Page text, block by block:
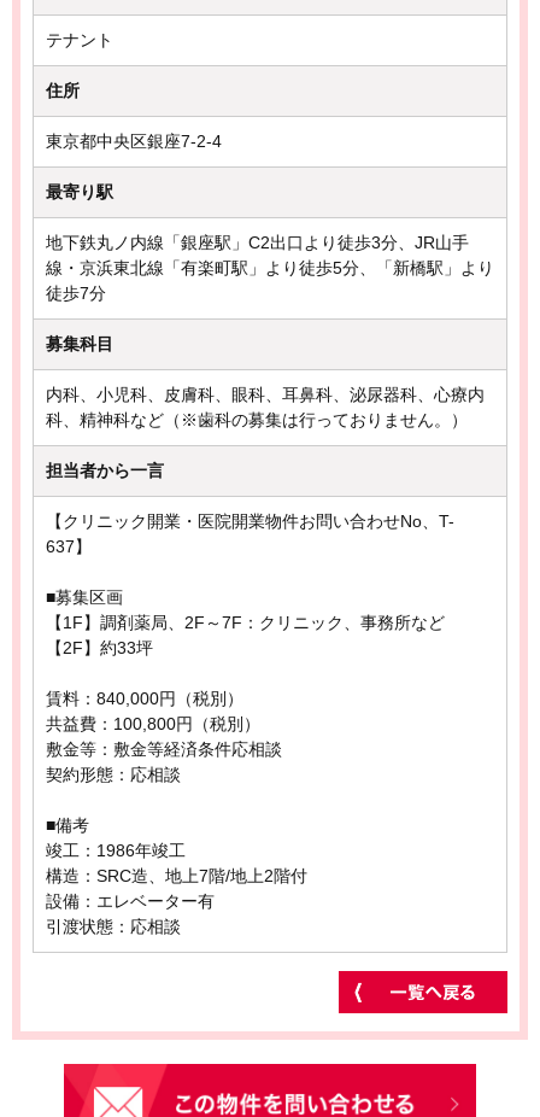
テナント
住所
東京都中央区銀座7-2-4
最寄り駅
地下鉄丸ノ内線「銀座駅」C2出口より徒歩3分、JR山手
線・京浜東北線「有楽町駅」より徒歩5分、「新橋駅」より
徒歩7分
募集科目
内科、小児科、皮膚科、眼科、耳鼻科、泌尿器科、心療内
科、精神科など（※歯科の募集は行っておりません。）
担当者から一言
【クリニック開業・医院開業物件お問い合わせNo、T-
637】
■募集区画
【1F】調剤薬局、2F～7F：クリニック、事務所など
【2F】約33坪
賃料：840,000円（税別）
共益費：100,800円（税別）
敷金等：敷金等経済条件応相談
契約形態：応相談
■備考
竣工：1986年竣工
構造：SRC造、地上7階/地上2階付
設備：エレベーター有
引渡状態：応相談